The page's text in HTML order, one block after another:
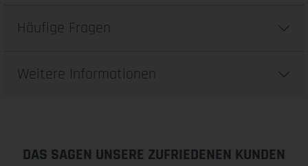
Häufige Fragen
Weitere Informationen
DAS SAGEN UNSERE ZUFRIEDENEN KUNDEN